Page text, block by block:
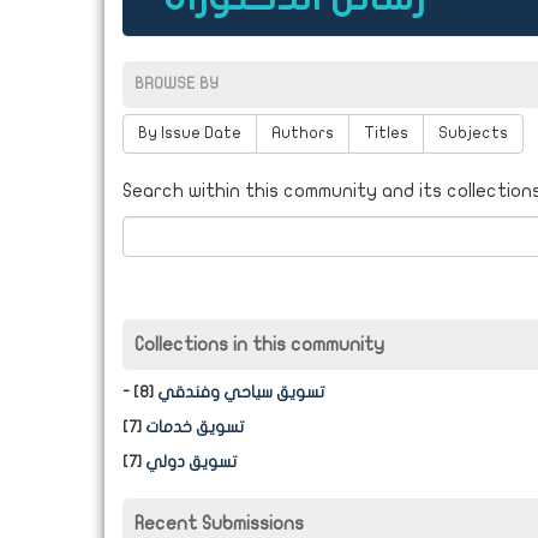
BROWSE BY
By Issue Date Authors Titles Subjects
Search within this community and its
Collections in this community
- تسويق سياحي وفندقي [8]
تسويق خدمات [7]
تسويق دولي [7]
Recent Submissions